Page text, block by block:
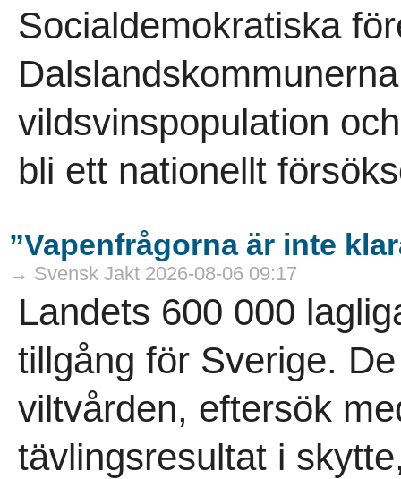
Socialdemokratiska
vildsvinspopulation
bli ett nationellt
”Vapenfrågorna är inte
→ Svensk Jakt 2026-08-06 09:17
Landets 600 000
tillgång för Sverige.
viltvården, eftersök
tävlingsresultat i